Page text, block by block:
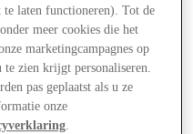
laten functioneren). Tot de
meer cookies die het
marketingcampagnes op
te zien krijgt personaliseren.
pas geplaatst als u ze
onze
.